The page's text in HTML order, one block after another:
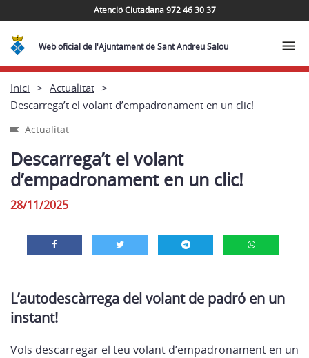
Atenció Ciutadana 972 46 30 37
Web oficial de l'Ajuntament de Sant Andreu Salou
Inici
Actualitat
Descarrega’t el volant d’empadronament en un clic!
Actualitat
Descarrega’t el volant
d’empadronament en un clic!
28/11/2025
L’autodescàrrega del volant de padró en un
instant!
Vols descarregar el teu volant d’empadronament en un